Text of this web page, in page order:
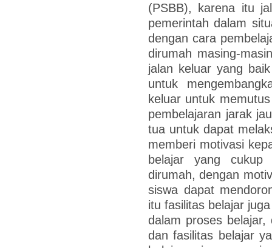
(PSBB), karena itu
pemerintah dalam
dengan cara
dirumah masing-
jalan keluar yang
untuk
keluar untuk
pembelajaran jarak
tua untuk dapat
memberi motivasi
belajar yang cukup
dirumah, dengan
siswa dapat
itu fasilitas belajar
dalam proses
dan fasilitas belajar